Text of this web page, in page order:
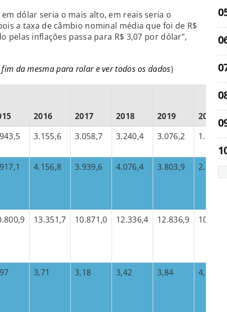
dólar seria o mais alto, em reais seria o
a taxa de câmbio nominal média que foi de R$
pelas inflações passa para R$ 3,07 por dólar”,
da mesma para rolar e ver todos os dados)
2016 2017 2018 2019 2020
3.155,6 3.058,7 3.240,4 3.076,2 1.931,6
4.156,8 3.939,6 4.076,4 3.803,9 2.352,4
13.351,7 10.871,0 12.336,4 12.836,9 10.146,2
3,71 3,18 3,42 3,84 4,92